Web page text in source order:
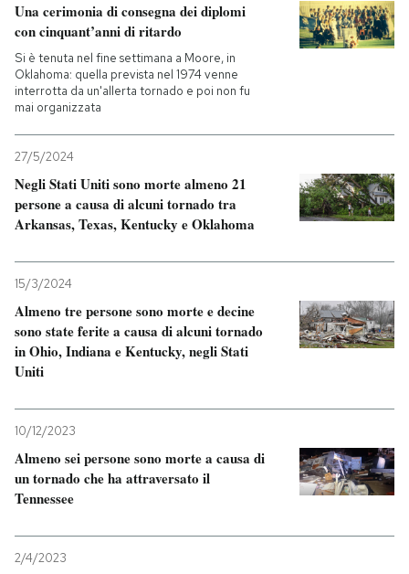
Una cerimonia di consegna dei diplomi
con cinquant’anni di ritardo
Si è tenuta nel fine settimana a Moore, in
Oklahoma: quella prevista nel 1974 venne
interrotta da un'allerta tornado e poi non fu
mai organizzata
27/5/2024
Negli Stati Uniti sono morte almeno 21
persone a causa di alcuni tornado tra
Arkansas, Texas, Kentucky e Oklahoma
15/3/2024
Almeno tre persone sono morte e decine
sono state ferite a causa di alcuni tornado
in Ohio, Indiana e Kentucky, negli Stati
Uniti
10/12/2023
Almeno sei persone sono morte a causa di
un tornado che ha attraversato il
Tennessee
2/4/2023